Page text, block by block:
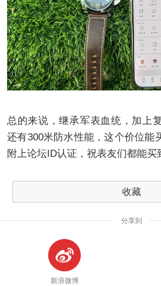
总的来说，继承军表血统，加上
还有300米防水性能，这个价位能
附上论坛ID认证，祝表友们都能买
收藏
分享到
新浪微博